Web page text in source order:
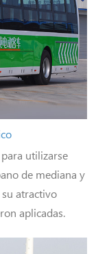
utilizarse
de mediana y
su atractivo
aplicadas.